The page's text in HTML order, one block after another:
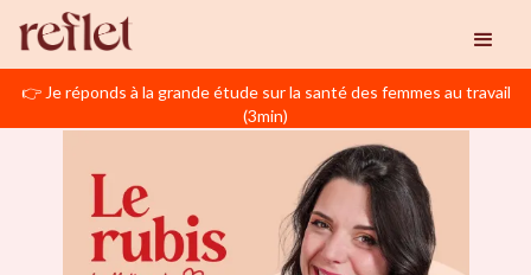
👉 Je réponds à la grande étude sur la santé des femmes au travail
(3min)